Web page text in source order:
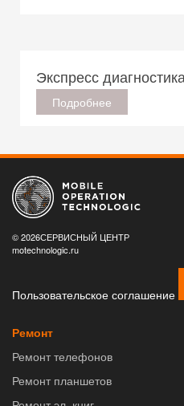
Экспресс
Подробнее
© 2026СЕРВИСНЫЙ ЦЕНТР
motechnologic.ru
Пользовательское соглашение
Ремонт
Ремонт телефонов
Ремонт планшетов